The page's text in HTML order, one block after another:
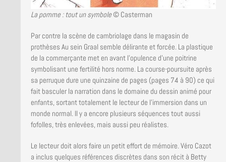
La pomme : tout un symbole© Casterman
Par contre la scène de cambriolage dans le magasin de
prothèses Au sein Graal semble délirante et forcée. La plastique
de la commerçante met en avant l’opulence d’une poitrine
symbolisant une fertilité hors norme. La course-poursuite après
sa perruque dure une quinzaine de pages (pages 74 à 90) ce qui
fait basculer la narration dans le domaine du dessin animé pour
enfants, sortant totalement le lecteur de l’immersion dans un
monde normal. Il y a encore plusieurs séquences tout aussi
fofolles, très enlevées, mais aussi peu réalistes.
Le lecteur doit alors faire un petit effort de mémoire. Véro Cazot
a inclus quelques références discrètes dans son récit à Betty